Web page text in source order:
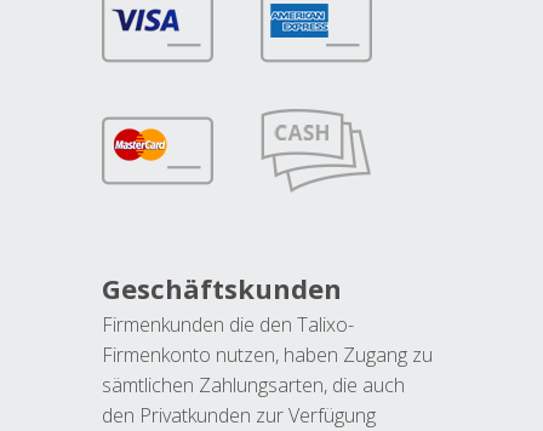
Geschäftskunden
Firmenkunden die den Talixo-
Firmenkonto nutzen, haben Zugang zu
sämtlichen Zahlungsarten, die auch
den Privatkunden zur Verfügung